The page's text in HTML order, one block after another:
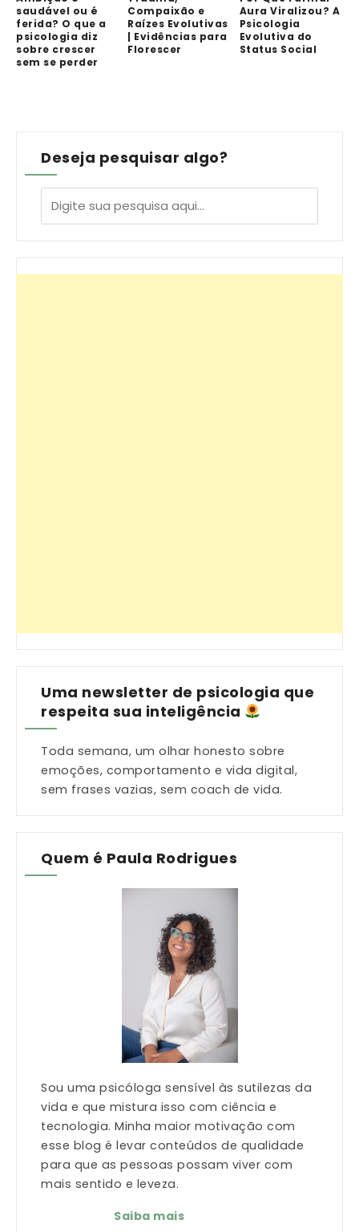
saudável ou é
ferida? O que a
psicologia diz
sobre crescer
sem se perder
Compaixão e
Raízes Evolutivas
| Evidências para
Florescer
Aura Viralizou? A
Psicologia
Evolutiva do
Status Social
Deseja pesquisar algo?
Uma newsletter de psicologia que
respeita sua inteligência
Toda semana, um olhar honesto sobre
emoções, comportamento e vida digital,
sem frases vazias, sem coach de vida.
Quem é Paula Rodrigues
Sou uma psicóloga sensível às sutilezas da
vida e que mistura isso com ciência e
tecnologia. Minha maior motivação com
esse blog é levar conteúdos de qualidade
para que as pessoas possam viver com
mais sentido e leveza.
Saiba mais